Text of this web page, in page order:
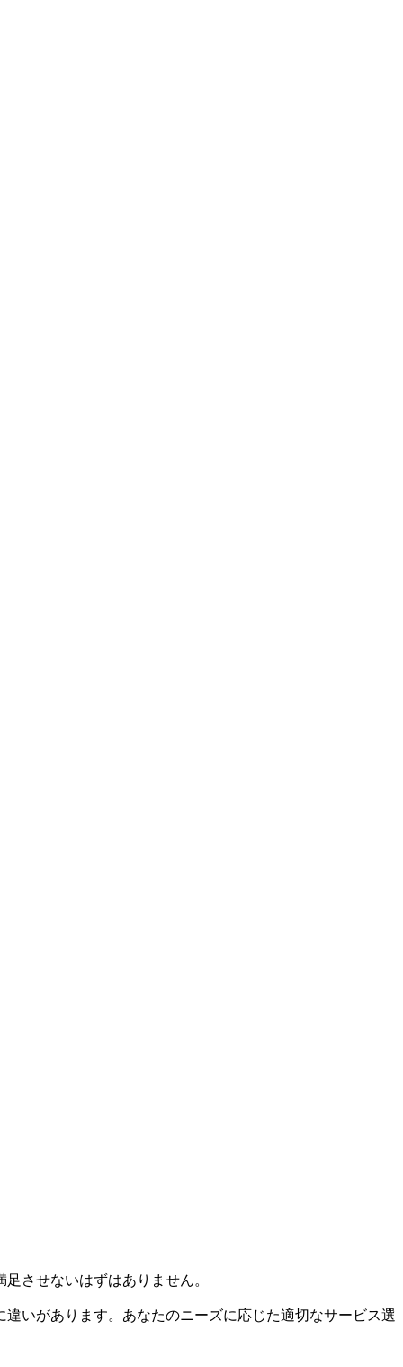
させないはずはありません。
いがあります。あなたのニーズに応じた適切なサービス選